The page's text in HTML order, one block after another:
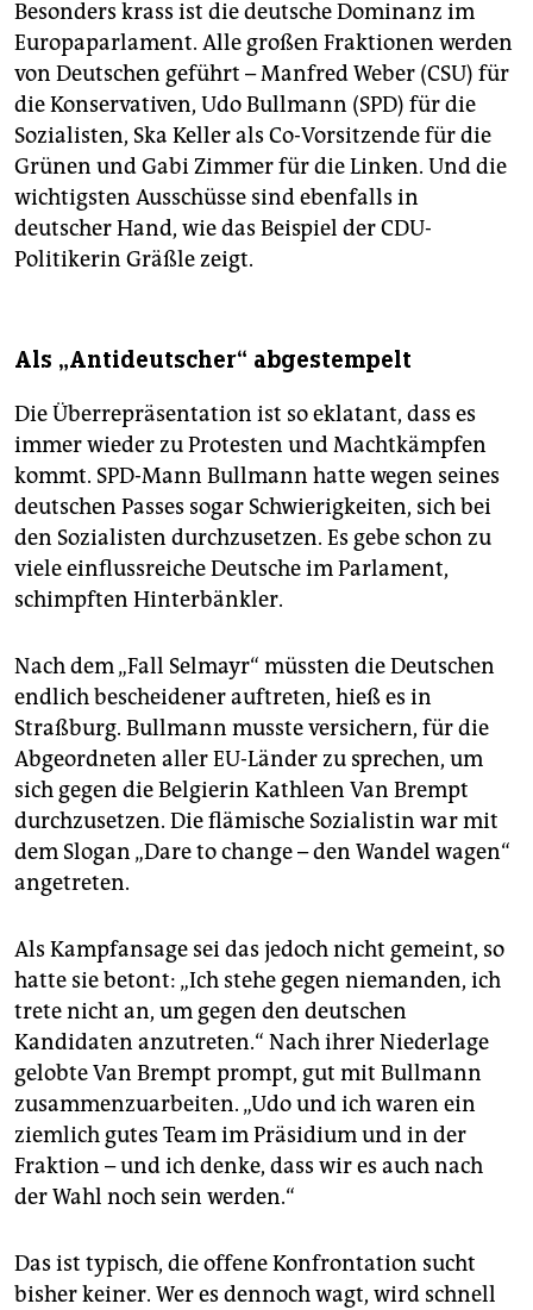
Besonders krass ist die deutsche Dominanz im
Europaparlament. Alle großen Fraktionen werden
von Deutschen geführt – Manfred Weber (CSU) für
die Konservativen, Udo Bullmann (SPD) für die
Sozialisten, Ska Keller als Co-Vorsitzende für die
Grünen und Gabi Zimmer für die Linken. Und die
wichtigsten Ausschüsse sind ebenfalls in
deutscher Hand, wie das Beispiel der CDU-
Politikerin Gräßle zeigt.
Als „Antideutscher“ abgestempelt
Die Überrepräsentation ist so eklatant, dass es
immer wieder zu Protesten und Machtkämpfen
kommt. SPD-Mann Bullmann hatte wegen seines
deutschen Passes sogar Schwierigkeiten, sich bei
den Sozialisten durchzusetzen. Es gebe schon zu
viele einflussreiche Deutsche im Parlament,
schimpften Hinterbänkler.
Nach dem „Fall Selmayr“ müssten die Deutschen
endlich bescheidener auftreten, hieß es in
Straßburg. Bullmann musste versichern, für die
Abgeordneten aller EU-Länder zu sprechen, um
sich gegen die Belgierin Kathleen Van Brempt
durchzusetzen. Die flämische Sozialistin war mit
dem Slogan „Dare to change – den Wandel wagen“
angetreten.
Als Kampfansage sei das jedoch nicht gemeint, so
hatte sie betont: „Ich stehe gegen niemanden, ich
trete nicht an, um gegen den deutschen
Kandidaten anzutreten.“ Nach ihrer Niederlage
gelobte Van Brempt prompt, gut mit Bullmann
zusammenzuarbeiten. „Udo und ich waren ein
ziemlich gutes Team im Präsidium und in der
Fraktion – und ich denke, dass wir es auch nach
der Wahl noch sein werden.“
Das ist typisch, die offene Konfrontation sucht
bisher keiner. Wer es dennoch wagt, wird schnell